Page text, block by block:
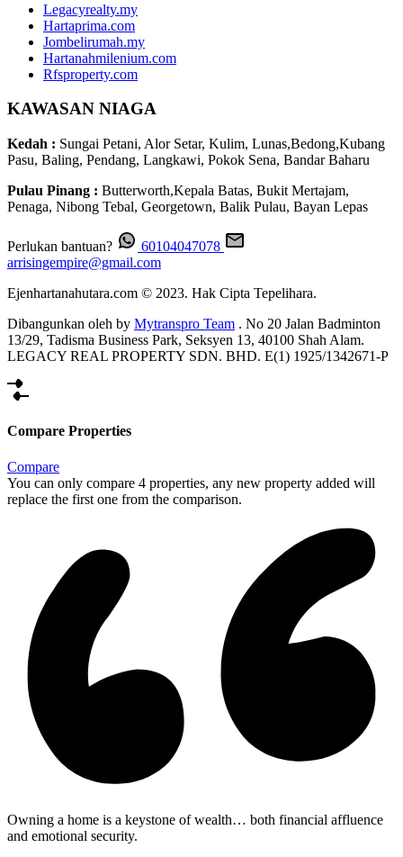
Legacyrealty.my
Hartaprima.com
Jombelirumah.my
Hartanahmilenium.com
Rfsproperty.com
KAWASAN NIAGA
Kedah : Sungai Petani, Alor Setar, Kulim, Lunas,Bedong,Kubang
Pasu, Baling, Pendang, Langkawi, Pokok Sena, Bandar Baharu
Pulau Pinang : Butterworth,Kepala Batas, Bukit Mertajam,
Penaga, Nibong Tebal, Georgetown, Balik Pulau, Bayan Lepas
Perlukan bantuan?
60104047078
arrisingempire@gmail.com
Ejenhartanahutara.com © 2023. Hak Cipta Tepelihara.
Dibangunkan oleh by Mytranspro Team . No 20 Jalan Badminton
13/29, Tadisma Business Park, Seksyen 13, 40100 Shah Alam.
LEGACY REAL PROPERTY SDN. BHD. E(1) 1925/1342671-P
Compare Properties
Compare
You can only compare 4 properties, any new property added will
replace the first one from the comparison.
Owning a home is a keystone of wealth… both financial affluence
and emotional security.